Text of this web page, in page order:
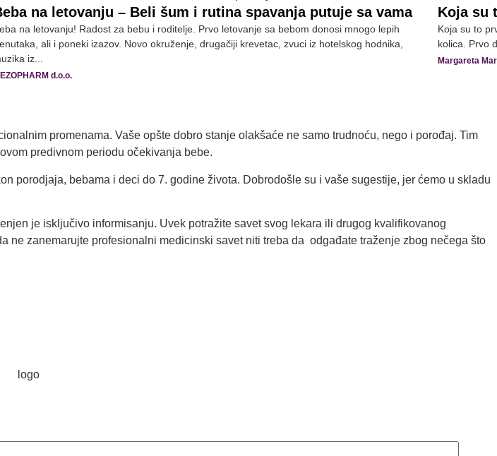
na letovanju – Beli šum i rutina spavanja putuje sa vama
na letovanju! Radost za bebu i roditelje. Prvo letovanje sa bebom donosi mnogo lepih
ali i poneki izazov. Novo okruženje, drugačiji krevetac, zvuci iz hotelskog hodnika,
iz...
d.o.o.
Koja su
Koja su to
kolica. Prvo
Margareta
promenama. Vaše opšte dobro stanje olakšaće ne samo trudnoću, nego i porođaj. Tim
predivnom periodu očekivanja bebe.
porodjaja, bebama i deci do 7. godine života. Dobrodošle su i vaše sugestije, jer ćemo u skladu
je isključivo informisanju. Uvek potražite savet svog lekara ili drugog kvalifikovanog
zanemarujte profesionalni medicinski savet niti treba da odgađate traženje zbog nečega što